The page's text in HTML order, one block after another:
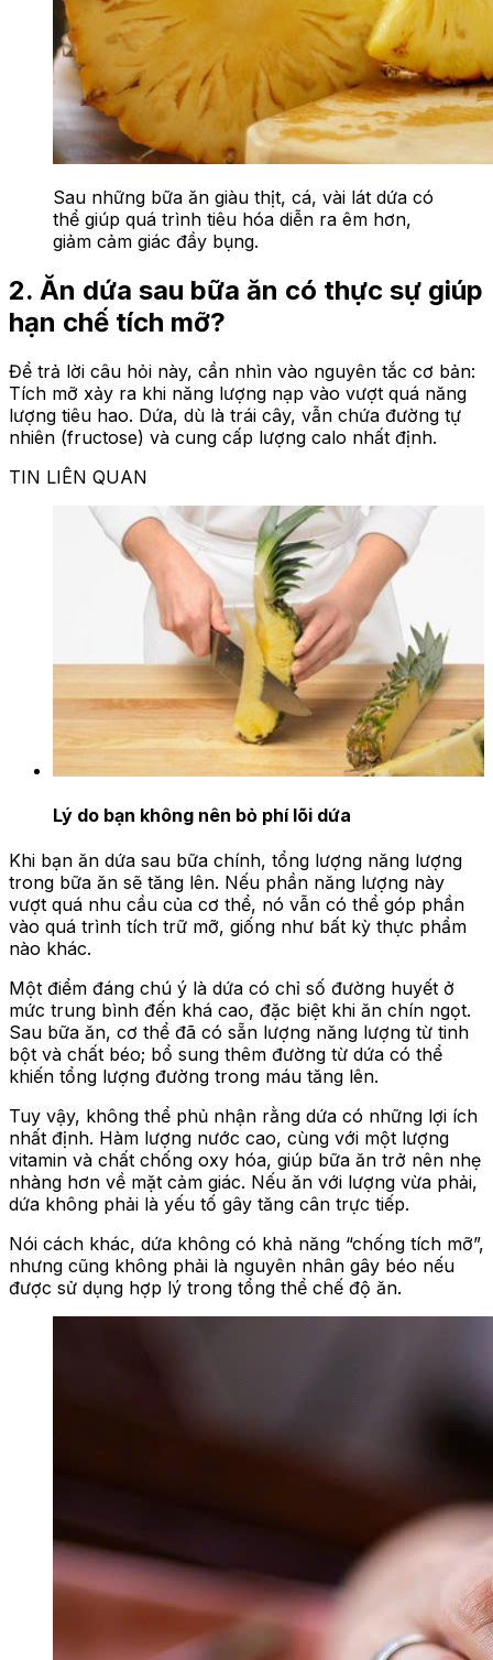
Sau những bữa ăn giàu thịt, cá, vài lát dứa có
thể giúp quá trình tiêu hóa diễn ra êm hơn,
giảm cảm giác đầy bụng.
2. Ăn dứa sau bữa ăn có thực sự giúp
hạn chế tích mỡ?
Để trả lời câu hỏi này, cần nhìn vào nguyên tắc cơ bản:
Tích mỡ xảy ra khi năng lượng nạp vào vượt quá năng
lượng tiêu hao. Dứa, dù là trái cây, vẫn chứa đường tự
nhiên (fructose) và cung cấp lượng calo nhất định.
TIN LIÊN QUAN
Lý do bạn không nên bỏ phí lõi dứa
Khi bạn ăn dứa sau bữa chính, tổng lượng năng lượng
trong bữa ăn sẽ tăng lên. Nếu phần năng lượng này
vượt quá nhu cầu của cơ thể, nó vẫn có thể góp phần
vào quá trình tích trữ mỡ, giống như bất kỳ thực phẩm
nào khác.
Một điểm đáng chú ý là dứa có chỉ số đường huyết ở
mức trung bình đến khá cao, đặc biệt khi ăn chín ngọt.
Sau bữa ăn, cơ thể đã có sẵn lượng năng lượng từ tinh
bột và chất béo; bổ sung thêm đường từ dứa có thể
khiến tổng lượng đường trong máu tăng lên.
Tuy vậy, không thể phủ nhận rằng dứa có những lợi ích
nhất định. Hàm lượng nước cao, cùng với một lượng
vitamin và chất chống oxy hóa, giúp bữa ăn trở nên nhẹ
nhàng hơn về mặt cảm giác. Nếu ăn với lượng vừa phải,
dứa không phải là yếu tố gây tăng cân trực tiếp.
Nói cách khác, dứa không có khả năng “chống tích mỡ”,
nhưng cũng không phải là nguyên nhân gây béo nếu
được sử dụng hợp lý trong tổng thể chế độ ăn.